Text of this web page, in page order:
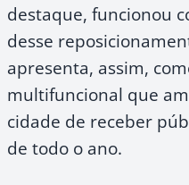
destaque, funcionou
desse
apresenta, assim,
multifuncional que
cidade de receber
de todo o ano.